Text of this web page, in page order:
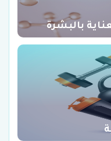
بالبشرة